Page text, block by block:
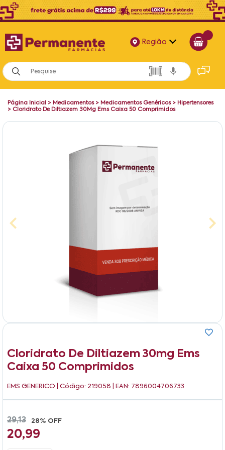
Região
Alagoas
Bahia
Paraíba
Página Inicial > Medicamentos> Medicamentos Genéricos> Hipertensores
> Cloridrato De Diltiazem 30Mg Ems Caixa 50 Comprimidos
Cloridrato De Diltiazem 30mg Ems
Caixa 50 Comprimidos
EMS GENERICO | Código: 219058 | EAN: 7896004706733
29,13 28% OFF
20,99